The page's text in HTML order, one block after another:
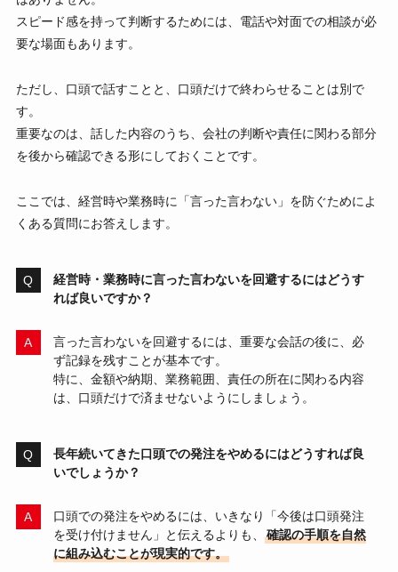
スピード感を持って判断するためには、電話や対面での相談が必
要な場面もあります。
ただし、口頭で話すことと、口頭だけで終わらせることは別で
す。
重要なのは、話した内容のうち、会社の判断や責任に関わる部分
を後から確認できる形にしておくことです。
ここでは、経営時や業務時に「言った言わない」を防ぐためによ
くある質問にお答えします。
経営時・業務時に言った言わないを回避するにはどうす
れば良いですか？
言った言わないを回避するには、重要な会話の後に、必
ず記録を残すことが基本です。
特に、金額や納期、業務範囲、責任の所在に関わる内容
は、口頭だけで済ませないようにしましょう。
長年続いてきた口頭での発注をやめるにはどうすれば良
いでしょうか？
口頭での発注をやめるには、いきなり「今後は口頭発注
を受け付けません」と伝えるよりも、
確認の手順を自然
に組み込むことが現実的です。